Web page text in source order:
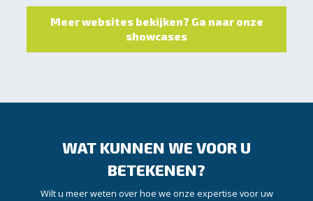
Meer websites bekijken? Ga naar onze
showcases
WAT KUNNEN WE VOOR U
BETEKENEN?
Wilt u meer weten over hoe we onze expertise voor uw